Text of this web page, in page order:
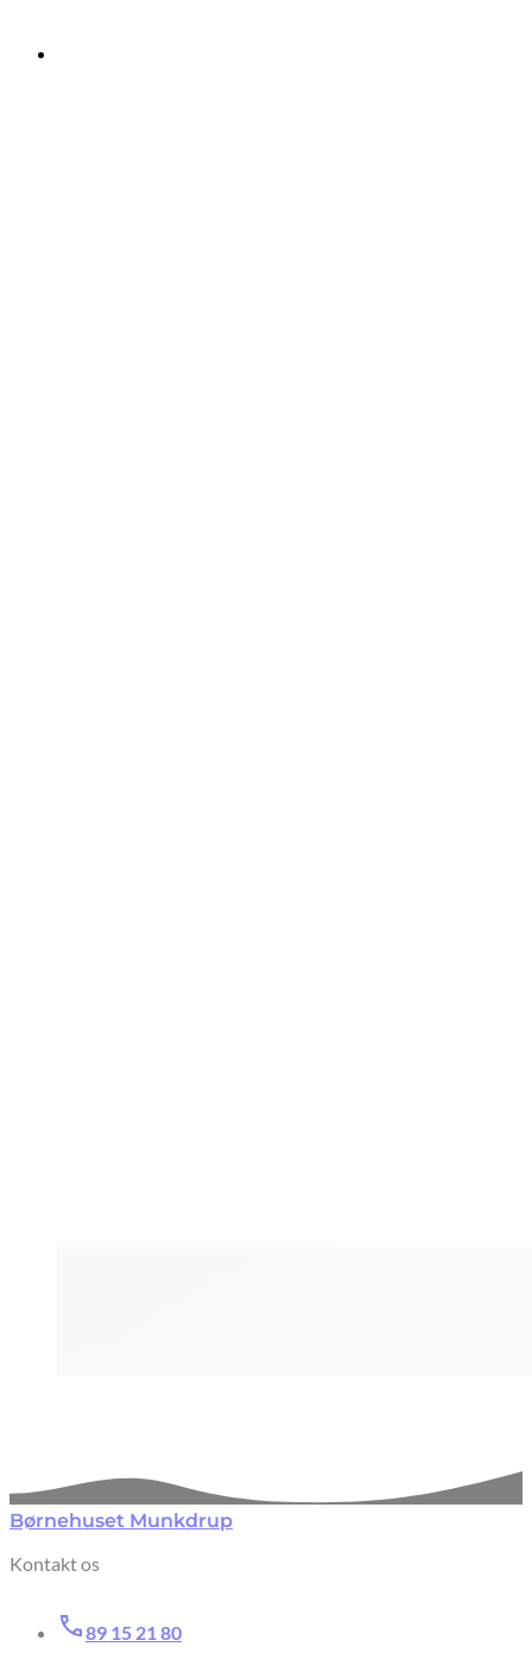
Børnehuset Munkdrup
Kontakt os
89 15 21 80